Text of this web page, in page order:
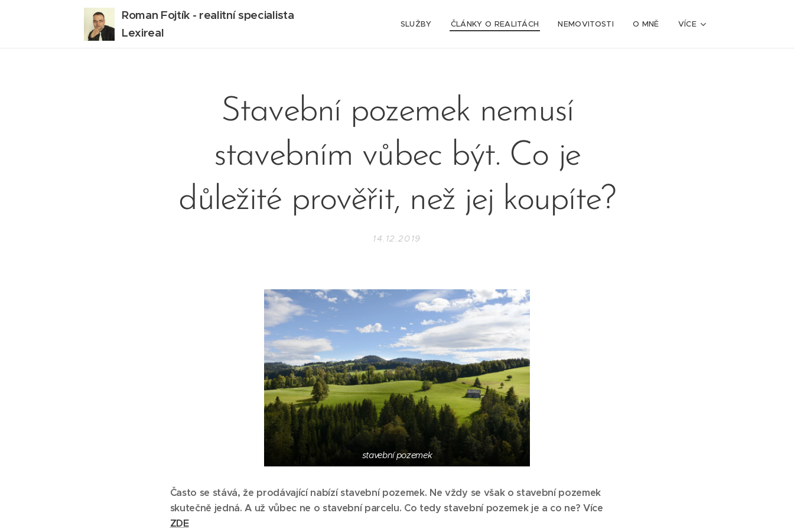
Roman Fojtík - realitní specialista
Lexireal
SLUŽBY ČLÁNKY O REALITÁCH NEMOVITOSTI O MNĚ VÍCE
Stavební pozemek nemusí
stavebním vůbec být. Co je
důležité prověřit, než jej koupíte?
14.12.2019
stavební pozemek
Často se stává, že prodávající nabízí stavební pozemek. Ne vždy se však o stavební pozemek
skutečně jedná. A už vůbec ne o stavební parcelu. Co tedy stavební pozemek je a co ne? Více
ZDE